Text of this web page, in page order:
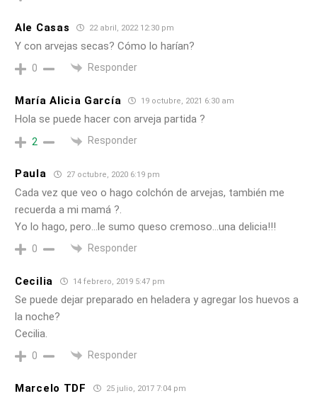
Ale Casas 22 abril, 2022 12:30 pm
Y con arvejas secas? Cómo lo harían?
0 Responder
María Alicia García 19 octubre, 2021 6:30 am
Hola se puede hacer con arveja partida ?
2 Responder
Paula 27 octubre, 2020 6:19 pm
Cada vez que veo o hago colchón de arvejas, también me
recuerda a mi mamá ?.
Yo lo hago, pero…le sumo queso cremoso…una delicia!!!
0 Responder
Cecilia 14 febrero, 2019 5:47 pm
Se puede dejar preparado en heladera y agregar los huevos a
la noche?
Cecilia.
0 Responder
Marcelo TDF 25 julio, 2017 7:04 pm